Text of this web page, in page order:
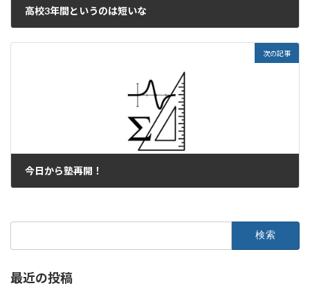
高校3年間というのは短いな
次の記事
今日から塾再開！
最近の投稿